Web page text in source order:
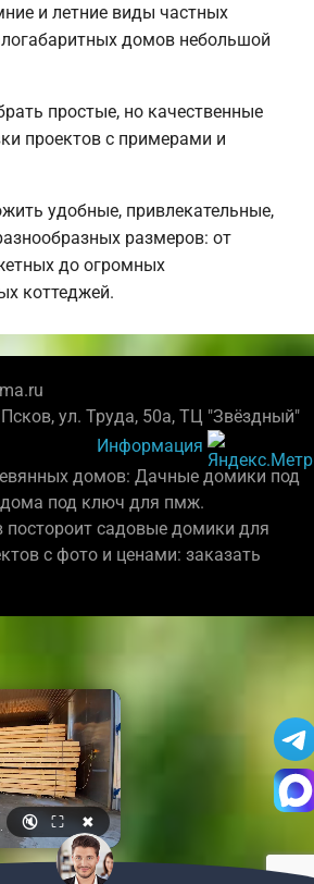
и летние виды частных
домов небольшой
простые, но качественные
проектов с примерами и
удобные, привлекательные,
размеров: от
до огромных
коттеджей.
ул. Труда, 50а, ТЦ "Звёздный"
Информация
домов: Дачные домики под
дома под ключ для пмж.
постороит садовые домики для
с фото и ценами: заказать
🔇 ⛶ ✖